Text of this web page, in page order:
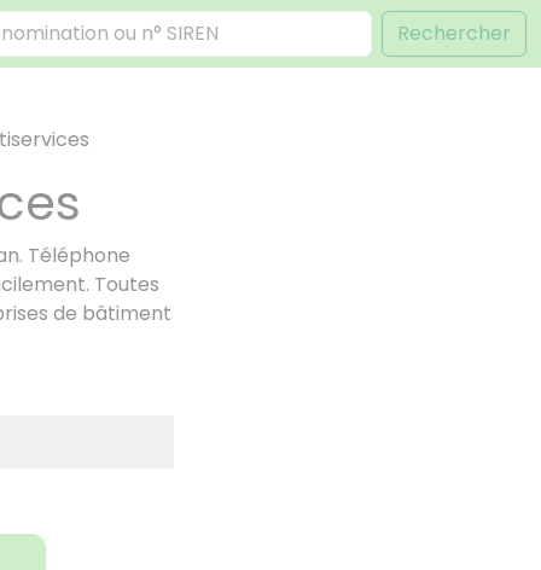
Rechercher
Téléphone
Toutes
de bâtiment